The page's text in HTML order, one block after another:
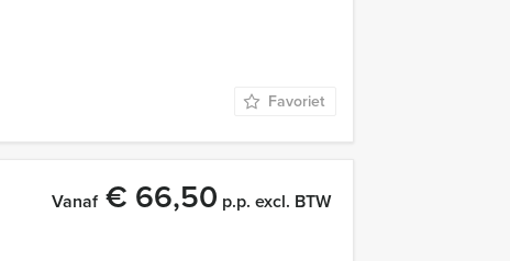
Favoriet
Vanaf€ 66,50 p.p. excl. BTW